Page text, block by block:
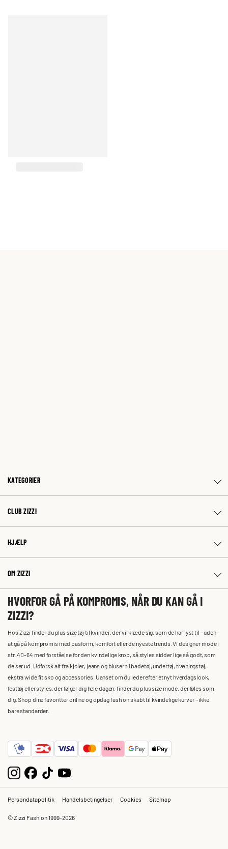
KATEGORIER
CLUB ZIZZI
HJÆLP
OM ZIZZI
HVORFOR GÅ PÅ KOMPROMIS, NÅR DU KAN GÅ I
ZIZZI?
Hos Zizzi finder du plus size tøj til kvinder, der vil klæde sig, som de har lyst til – uden
at gå på kompromis med pasform, komfort eller de nyeste trends. Vi designer mode i
str. 40-64 med forståelse for den kvindelige krop, så styles sidder lige så godt, som
de ser ud. Udforsk alt fra kjoler, jeans og bluser til badetøj, undertøj, træningstøj,
ekstra wide fit sko og accessories. Uanset om du leder efter et nyt hverdagslook,
festtøj eller styles, der følger dig hele dagen, finder du plus size mode, der føles som
dig. Shop dine favoritter online og opdag fashion skabt til kvindelige kurver – ikke
bare standarder.
Persondatapolitik Handelsbetingelser Cookies Sitemap
© Zizzi Fashion 1999-2026